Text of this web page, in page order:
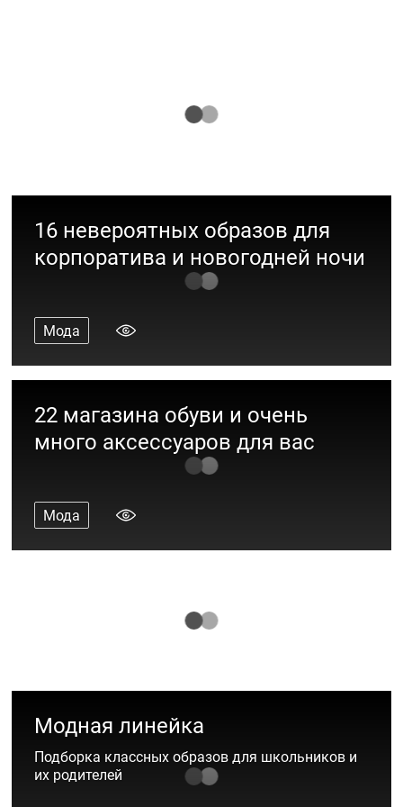
тренчей и бомберов
16 невероятных образов для
корпоратива и новогодней ночи
Мода
22 магазина обуви и очень
много аксессуаров для вас
Мода
Модная линейка
Подборка классных образов для школьников и
их родителей